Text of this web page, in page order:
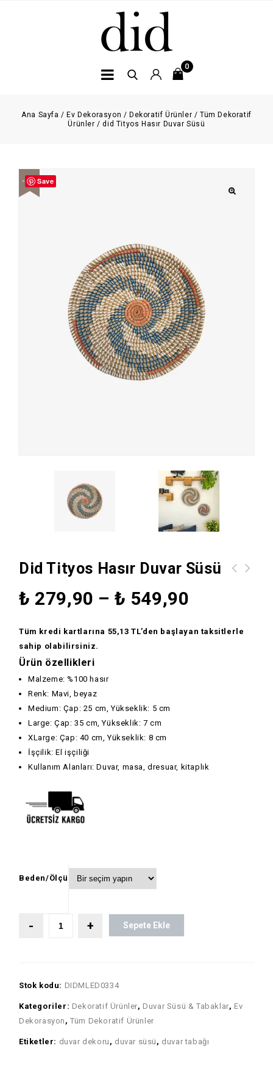
0
Ana Sayfa / Ev Dekorasyon / Dekoratif Ürünler /Tüm Dekoratif
Ürünler /did Tityos Hasır Duvar Süsü
-20%
Did Tityos Hasır Duvar Süsü
₺ 279,90 – ₺ 549,90
Tüm kredi kartlarına 55,13 TL’den başlayan taksitlerle
sahip olabilirsiniz.
Ürün özellikleri
Malzeme: %100 hasır
Renk: Mavi, beyaz
Medium: Çap: 25 cm, Yükseklik: 5 cm
Large: Çap: 35 cm, Yükseklik: 7 cm
XLarge: Çap: 40 cm, Yükseklik: 8 cm
İşçilik: El işçiliği
Kullanım Alanları: Duvar, masa, dresuar, kitaplık
Beden/Ölçü
Sepete Ekle
Stok kodu: DIDMLED0334
Kategoriler: Dekoratif Ürünler, Duvar Süsü & Tabaklar, Ev
Dekorasyon ,Tüm Dekoratif Ürünler
Etiketler: duvar dekoru , duvar süsü , duvar tabağı
Save